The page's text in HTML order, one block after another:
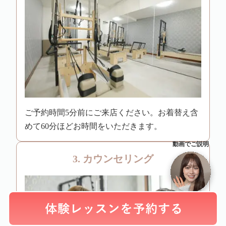
ご予約時間5分前にご来店ください。お着替え含
めて60分ほどお時間をいただきます。
3. カウンセリング
動画でご説明